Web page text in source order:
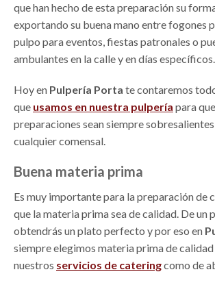
que han hecho de esta preparación su
exportando su buena mano entre fogones
pulpo para eventos, fiestas patronales o
ambulantes en la calle y en días específicos.
Hoy en Pulpería Porta te contaremos
que usamos en nuestra pulpería para
preparaciones sean siempre
cualquier comensal.
Buena materia prima
Es muy importante para la preparación de
que la materia prima sea de calidad. De un
obtendrás un plato perfecto y por eso en
siempre elegimos materia prima de
nuestros servicios de cateringcomo de